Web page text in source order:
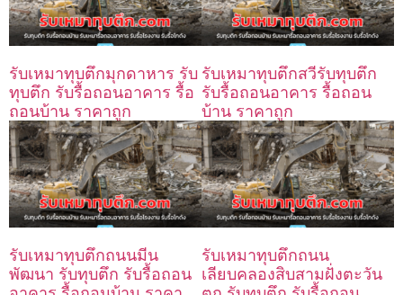
รับเหมาทุบตึกมุกดาหาร รับ
ทุบตึก รับรื้อถอนอาคาร รื้อ
ถอนบ้าน ราคาถูก
รับเหมาทุบตึกสวีรับทุบตึก
รับรื้อถอนอาคาร รื้อถอน
บ้าน ราคาถูก
รับเหมาทุบตึกถนนมีน
พัฒนา รับทุบตึก รับรื้อถอน
รับเหมาทุบตึกถนน
เลียบคลองสิบสามฝั่งตะวัน